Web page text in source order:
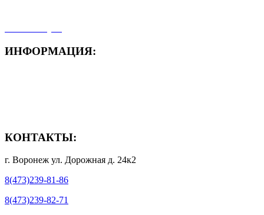
ИНФОРМАЦИЯ:
КОНТАКТЫ:
г. Воронеж ул. Дорожная д. 24к2
8(473)239-81-86
8(473)239-82-71